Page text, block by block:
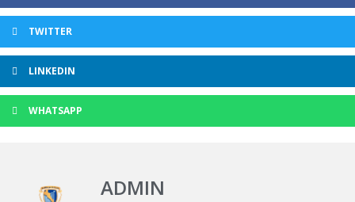
TWITTER
LINKEDIN
WHATSAPP
ADMIN